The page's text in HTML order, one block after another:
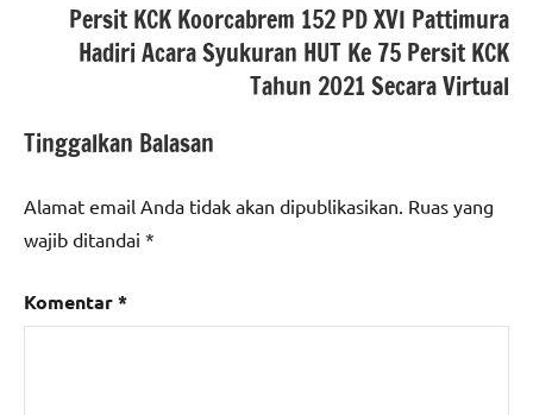
Persit KCK Koorcabrem 152 PD XVI Pattimura
Hadiri Acara Syukuran HUT Ke 75 Persit KCK
Tahun 2021 Secara Virtual
Tinggalkan Balasan
Alamat email Anda tidak akan dipublikasikan. Ruas yang
wajib ditandai *
Komentar*